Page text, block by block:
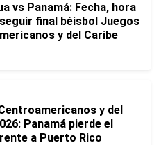
vs Panamá: Fecha, hora
final béisbol Juegos
y del Caribe
y del
Panamá pierde el
a Puerto Rico